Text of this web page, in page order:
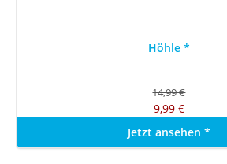
Höhle *
14,99 €
9,99 €
Jetzt ansehen *